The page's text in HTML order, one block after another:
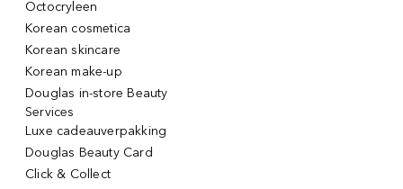
Octocryleen
Korean cosmetica
Korean skincare
Korean make-up
Douglas in-store Beauty
Services
Luxe cadeauverpakking
Douglas Beauty Card
Click & Collect